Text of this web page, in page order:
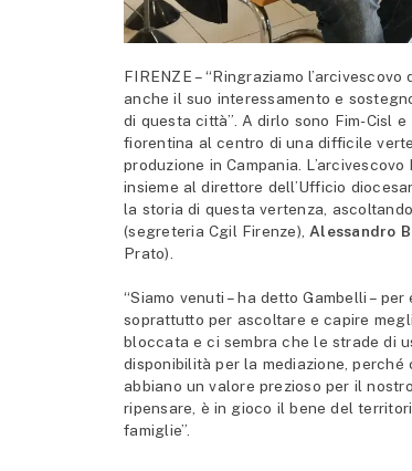
FIRENZE – “Ringraziamo
anche il suo interessamento e
di questa città”. A dirlo sono Fim-Cisl
fiorentina al centro di una difficile
produzione in Campania.
insieme al direttore dell’Ufficio
la storia di questa vertenza,
(segreteria Cgil Firenze), Alessandro
Prato).
“Siamo venuti – ha detto Gambelli –
soprattutto per ascoltare e capire
bloccata e ci sembra che le strade di
disponibilità per la mediazione,
abbiano un valore prezioso per il
ripensare, è in gioco il bene del
famiglie”.